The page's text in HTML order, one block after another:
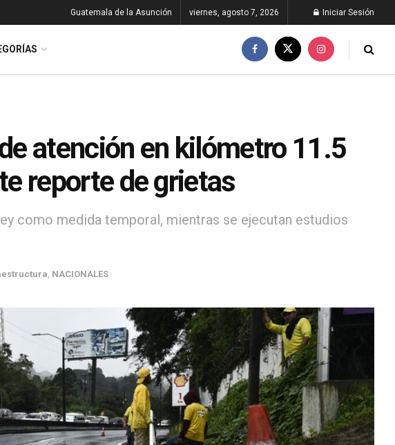
Guatemala de la Asunción viernes, agosto 7, 2026 Iniciar Sesión
atención en kilómetro 11.5
reporte de grietas
como medida temporal, mientras se ejecutan estudios
NACIONALES